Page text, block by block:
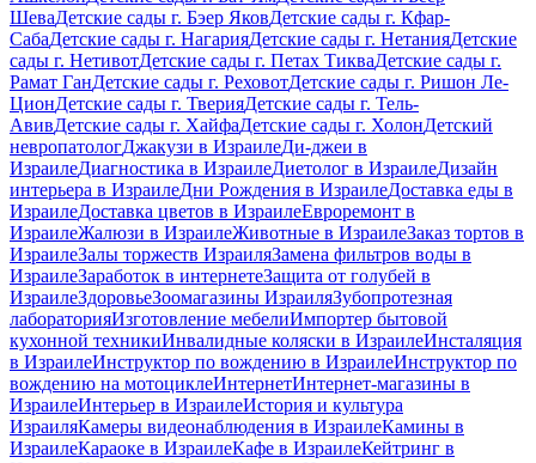
ШеваДетские сады г. Бэер ЯковДетские сады г. Кфар-
СабаДетские сады г. НагарияДетские сады г. НетанияДетские
сады г. НетивотДетские сады г. Петах ТикваДетские сады г.
Рамат ГанДетские сады г. РеховотДетские сады г. Ришон Ле-
ЦионДетские сады г. ТверияДетские сады г. Тель-
АвивДетские сады г. ХайфаДетские сады г. ХолонДетский
невропатологДжакузи в ИзраилеДи-джеи в
ИзраилеДиагностика в ИзраилеДиетолог в ИзраилеДизайн
интерьера в ИзраилеДни Рождения в ИзраилеДоставка еды в
ИзраилеДоставка цветов в ИзраилеЕвроремонт в
ИзраилеЖалюзи в ИзраилеЖивотные в ИзраилеЗаказ тортов в
ИзраилеЗалы торжеств ИзраиляЗамена фильтров воды в
ИзраилеЗаработок в интернетеЗащита от голубей в
ИзраилеЗдоровьеЗоомагазины ИзраиляЗубопротезная
лабораторияИзготовление мебелиИмпортер бытовой
кухонной техникиИнвалидные коляски в ИзраилеИнсталяция
в ИзраилеИнструктор по вождению в ИзраилеИнструктор по
вождению на мотоциклеИнтернетИнтернет-магазины в
ИзраилеИнтерьер в ИзраилеИстория и культура
ИзраиляКамеры видеонаблюдения в ИзраилеКамины в
ИзраилеКараоке в ИзраилеКафе в ИзраилеКейтринг в